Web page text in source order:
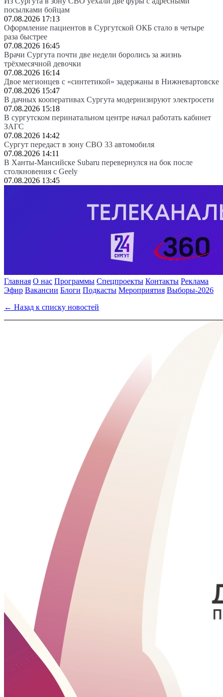
посылками бойцам
07.08.2026 17:13
Оформление пациентов в Сургутской ОКБ стало в четыре
раза быстрее
07.08.2026 16:45
Врачи Сургута почти две недели боролись за жизнь
трёхмесячной девочки
07.08.2026 16:14
Двое мегионцев с «синтетикой» задержаны в Нижневартовске
07.08.2026 15:47
В дачных кооперативах Сургута модернизируют электросети
07.08.2026 15:18
В сургутском перинатальном центре начал работать кабинет
ЗАГС
07.08.2026 14:42
Сургут передаст в зону СВО 33 автомобиля
07.08.2026 14:11
В Ханты-Мансийске Subaru перевернулся на бок после
столкновения с Geely
07.08.2026 13:45
Главная О нас Программы Спецпроекты Контакты Реклама
Эфир Вакансии Блоги Подкасты Мероприятия Выборы-2026
← Назад к списку новостей